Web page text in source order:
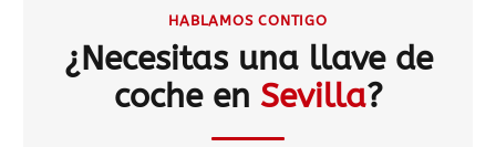
HABLAMOS CONTIGO
¿Necesitas una llave de
coche en Sevilla?